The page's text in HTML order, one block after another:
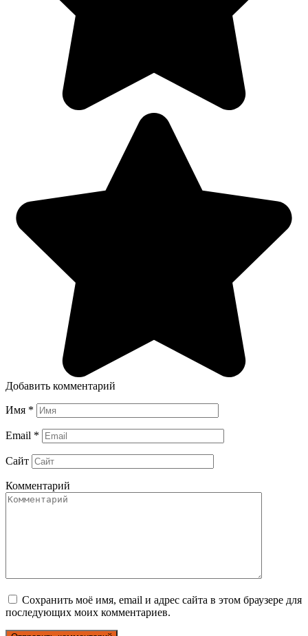
Добавить комментарий
Имя *
Email *
Сайт
Комментарий
Сохранить моё имя, email и адрес сайта в этом браузере для
последующих моих комментариев.